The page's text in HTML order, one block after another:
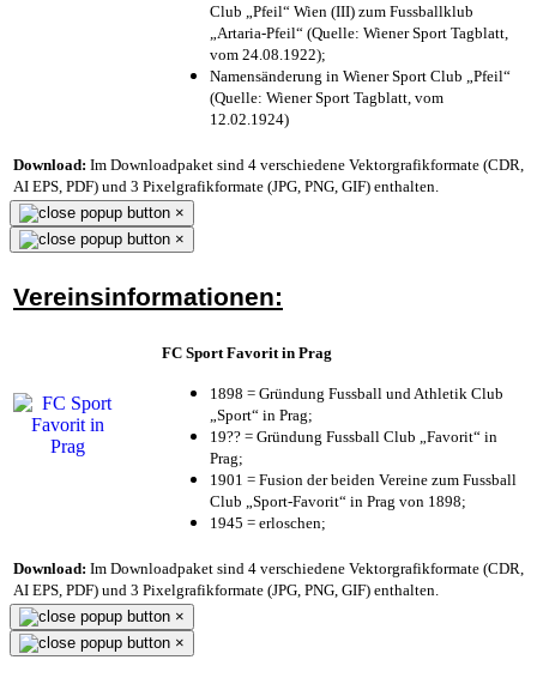
Club „Pfeil“ Wien (III) zum Fussballklub
„Artaria-Pfeil“ (Quelle: Wiener Sport Tagblatt,
vom 24.08.1922);
Namensänderung in Wiener Sport Club „Pfeil“
(Quelle: Wiener Sport Tagblatt, vom
12.02.1924)
Download: Im Downloadpaket sind 4 verschiedene Vektorgrafikformate (CDR,
AI EPS, PDF) und 3 Pixelgrafikformate (JPG, PNG, GIF) enthalten.
×
×
Vereinsinformationen:
FC Sport Favorit in Prag
1898 = Gründung Fussball und Athletik Club
„Sport“ in Prag;
19?? = Gründung Fussball Club „Favorit“ in
Prag;
1901 = Fusion der beiden Vereine zum Fussball
Club „Sport-Favorit“ in Prag von 1898;
1945 = erloschen;
Download: Im Downloadpaket sind 4 verschiedene Vektorgrafikformate (CDR,
AI EPS, PDF) und 3 Pixelgrafikformate (JPG, PNG, GIF) enthalten.
×
×